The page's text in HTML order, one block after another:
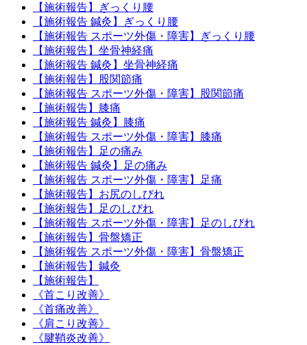
【施術報告】ぎっくり腰
【施術報告 鍼灸】ぎっくり腰
【施術報告 スポーツ外傷・障害】ぎっくり腰
【施術報告】坐骨神経痛
【施術報告 鍼灸】坐骨神経痛
【施術報告】股関節痛
【施術報告 スポーツ外傷・障害】股関節痛
【施術報告】膝痛
【施術報告 鍼灸】膝痛
【施術報告 スポーツ外傷・障害】膝痛
【施術報告】足の痛み
【施術報告 鍼灸】足の痛み
【施術報告 スポーツ外傷・障害】足痛
【施術報告】お尻のしびれ
【施術報告】足のしびれ
【施術報告 スポーツ外傷・障害】足のしびれ
【施術報告】骨盤矯正
【施術報告 スポーツ外傷・障害】骨盤矯正
【施術報告】鍼灸
【施術報告】
《首こり改善》
《首痛改善》
《肩こり改善》
《腱鞘炎改善》